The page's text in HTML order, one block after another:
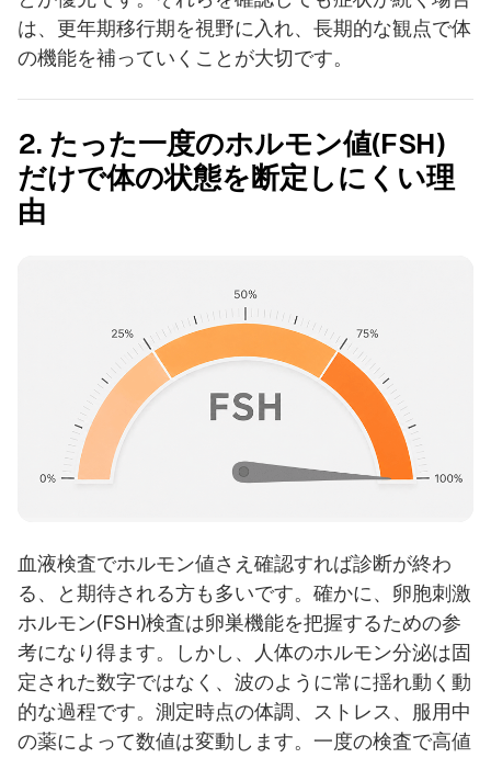
は、更年期移行期を視野に入れ、長期的な観点で体
の機能を補っていくことが大切です。
2. たった一度のホルモン値(FSH)
だけで体の状態を断定しにくい理
由
血液検査でホルモン値さえ確認すれば診断が終わ
る、と期待される方も多いです。確かに、卵胞刺激
ホルモン(FSH)検査は卵巣機能を把握するための参
考になり得ます。しかし、人体のホルモン分泌は固
定された数字ではなく、波のように常に揺れ動く動
的な過程です。測定時点の体調、ストレス、服用中
の薬によって数値は変動します。一度の検査で高値